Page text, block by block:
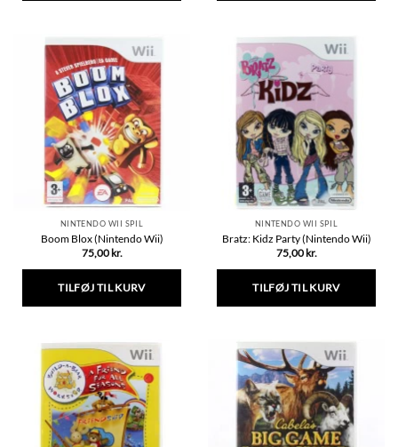
flere
varianter.
Mulighederne
kan
vælges
på
varesiden
har
flere
varianter.
Mulighederne
kan
vælges
på
varesiden
NINTENDO WII SPIL
Boom Blox (Nintendo Wii)
75,00 kr.
TILFØJ TIL KURV
NINTENDO WII SPIL
Bratz: Kidz Party (Nintendo Wii)
75,00 kr.
TILFØJ TIL KURV